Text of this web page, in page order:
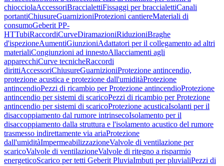
chiocciolaAccessoriBraccialettiFissaggi per braccialettiCanali
portantiChiusureGuarnizioniProtezioni cantiereMateriali di
consumoGeberit PP-
HTTubiRaccordiCurveDiramazioniRiduzioniBraghe
d'ispezioneAumentiGiunzioniAdattatori per il collegamento ad altri
materialiCongiunzioni ad innestoAllacciamenti agli
apparecchiCurve tecnicheRaccordi
dirittiAccessoriChiusureGuarnizioniProtezione antincendio,
protezione acustica e protezione dall'umiditàProtezione
antincendioPezzi di ricambio per Protezione antincendioProtezione
antincendio per sistemi di scaricoPezzi di ricambio per Protezione
antincendio per sistemi di scaricoProtezione acusticaIsolanti per il
disaccoppiamento dal rumore intrinsecoIsolamento per il
disaccoppiamento dalla struttura e l'isolamento acustico del rumore
trasmesso indirettamente via ariaProtezione
dall'umiditàImpermeabilizzazioneValvole di ventilazione per
scaricoValvole di ventilazioneValvole di ritegno a risparmio
energeticoScarico per tetti Geberit PluviaImbuti per pluvialiPezzi di